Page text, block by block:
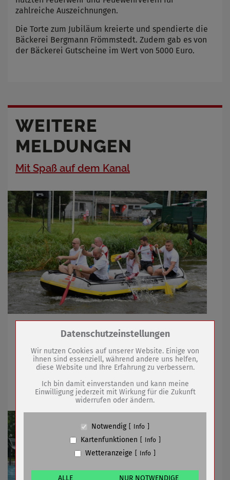
zahlreiche Auszeichnungen.
Die Torte zum Jubiläum kreierte und spendierte die
Bäckerei Bergmann Frömmstedt. Zudem gab es von
der Bäckerei Gutscheine im Wert von 5000 Euro.
WEITERE
MELDUNGEN
Mit Spaß auf dem Kanal
Rafting 2021 fand unter Pandemiebedingungen statt
07.09.2021 mehr
Sömmerdaer Freibad eröffnet
Zum Betrieb der Seite notwendige Cookies /
Name
PHP Session Cookie
Anbieter
Eigentümer dieser Website (Wenko-
Wenselaar GmbH & Co. KG)
Absicherung Kontaktformular / SPAM
Cookiespeicherung Entscheidungscookie
Anbieter
Eigentümer dieser Website (Wenko-
Wenselaar GmbH & Co. KG)
Datenschutzeinstellungen
Wir nutzen Cookies auf unserer Website. Einige von
ihnen sind essenziell, während andere uns helfen,
diese Website und Ihre Erfahrung zu verbessern.
Ich bin damit einverstanden und kann meine
Einwilligung jederzeit mit Wirkung für die Zukunft
widerrufen oder ändern.
Notwendig Info
Kartenfunktionen Info
Wetteranzeige Info
ALLE
NUR NOTWENDIGE